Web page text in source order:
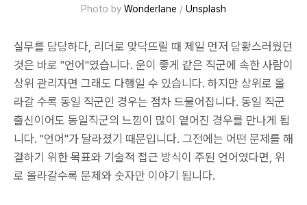
Photo by Wonderlane / Unsplash
실무를 담당하다, 리더로 맞닥뜨릴 때 제일 먼저 당황스러웠던
것은 바로 "언어"였습니다. 운이 좋게 같은 직군에 속한 사람이
상위 관리자면 그래도 다행일 수 있습니다. 하지만 상위로 올
라갈 수록 동일 직군인 경우는 점차 드물어집니다. 동일 직군
출신이어도 동일직군의 느낌이 많이 옅어진 경우를 만나게 됩
니다. "언어"가 달라졌기 때문입니다. 그전에는 어떤 문제를 해
결하기 위한 목표와 기술적 접근 방식이 주된 언어였다면, 위
로 올라갈수록 문제와 숫자만 이야기 됩니다.